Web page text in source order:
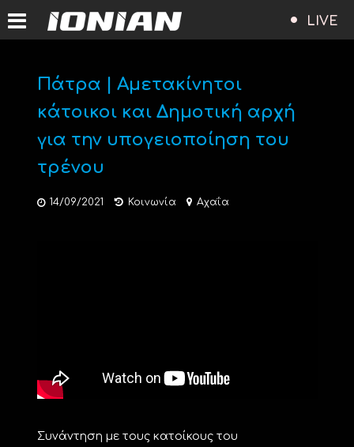
LIVE
Πάτρα | Αμετακίνητοι
κάτοικοι και Δημοτική αρχή
για την υπογειοποίηση του
τρένου
14/09/2021 Κοινωνία Αχαΐα
Συνάντηση με τους κατοίκους του